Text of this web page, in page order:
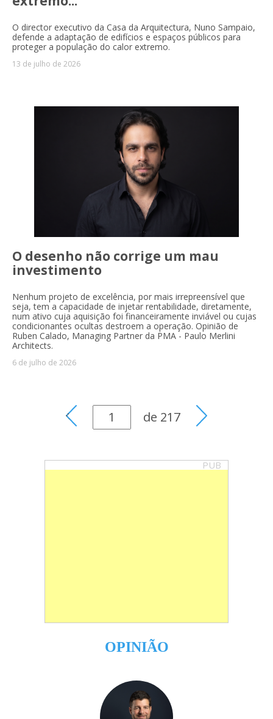
O director executivo da Casa da Arquitectura, Nuno Sampaio,
defende a adaptação de edifícios e espaços públicos para
proteger a população do calor extremo.
13 de julho de 2026
O desenho não corrige um mau
investimento
Nenhum projeto de excelência, por mais irrepreensível que
seja, tem a capacidade de injetar rentabilidade, diretamente,
num ativo cuja aquisição foi financeiramente inviável ou cujas
condicionantes ocultas destroem a operação. Opinião de
Ruben Calado, Managing Partner da PMA - Paulo Merlini
Architects.
6 de julho de 2026
de 217
PUB
OPINIÃO